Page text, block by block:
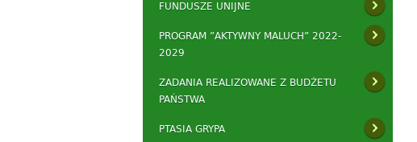
FUNDUSZE UNIJNE
PROGRAM ”AKTYWNY MALUCH” 2022-
2029
ZADANIA REALIZOWANE Z BUDŻETU
PAŃSTWA
PTASIA GRYPA